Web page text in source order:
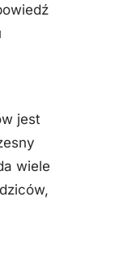
jest
wiele